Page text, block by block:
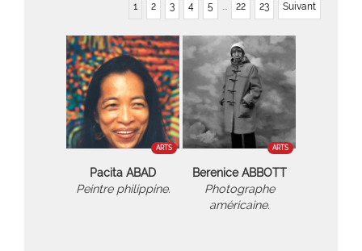
1 2 3 4 5 ... 22 23 Suivant
ARTS
Pacita ABAD
Peintre philippine.
ARTS
Berenice ABBOTT
Photographe
américaine.